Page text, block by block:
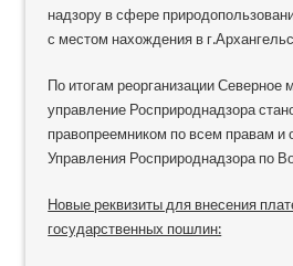
надзору в сфере
с местом нахождения в
По итогам реорганизации Северное
управление Росприроднадзора
правопреемником по всем правам и
Управления Росприроднадзора по
Новые реквизиты для внесения
государственных пошлин: